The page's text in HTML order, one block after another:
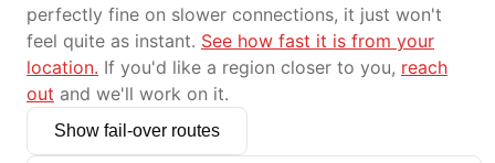
perfectly fine on slower connections, it just won't
feel quite as instant. See how fast it is from your
location. If you'd like a region closer to you, reach
out and we'll work on it.
Show fail-over routes